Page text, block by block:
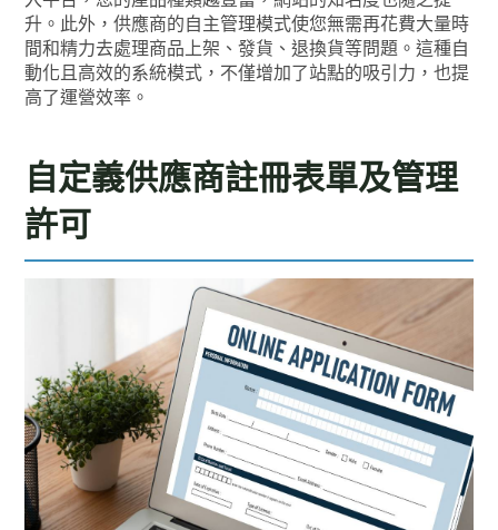
升。此外，供應商的自主管理模式使您無需再花費大量時
間和精力去處理商品上架、發貨、退換貨等問題。這種自
動化且高效的系統模式，不僅增加了站點的吸引力，也提
高了運營效率。
自定義供應商註冊表單及管理
許可